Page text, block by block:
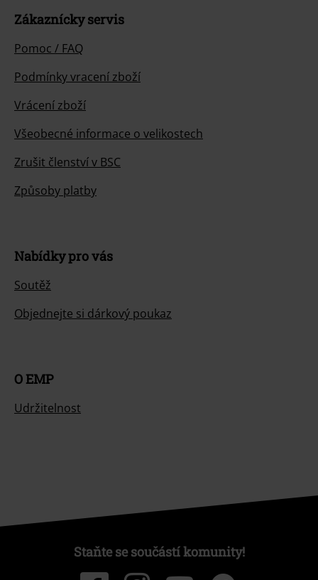
Zákaznícky servis
Pomoc / FAQ
Podmínky vracení zboží
Vrácení zboží
Všeobecné informace o velikostech
Zrušit členství v BSC
Způsoby platby
Nabídky pro vás
Soutěž
Objednejte si dárkový poukaz
O EMP
Udržitelnost
Staňte se součástí komunity!